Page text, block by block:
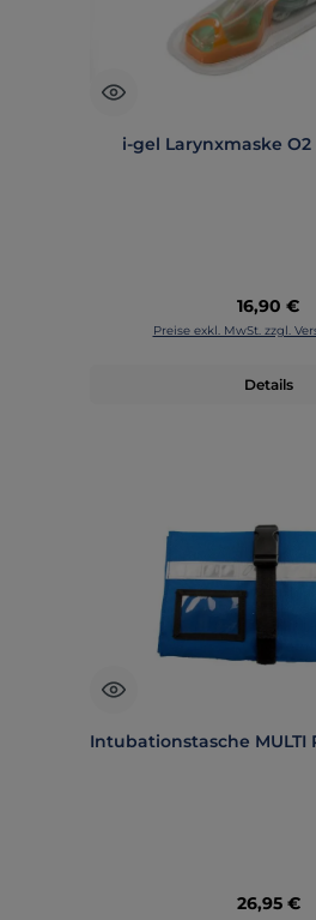
i-gel Larynxmaske O2
Regulärer
16,90 €
Preise exkl. MwSt. zzgl.
Details
Intubationstasche MULTI
Regulärer
26,95 €